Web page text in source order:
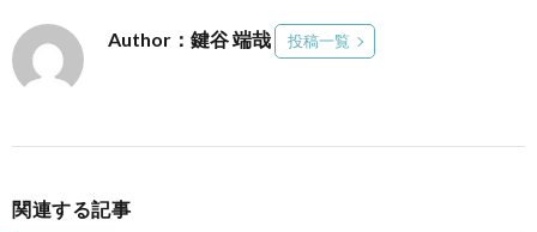
Author：鍵谷 端哉 投稿一覧
関連する記事